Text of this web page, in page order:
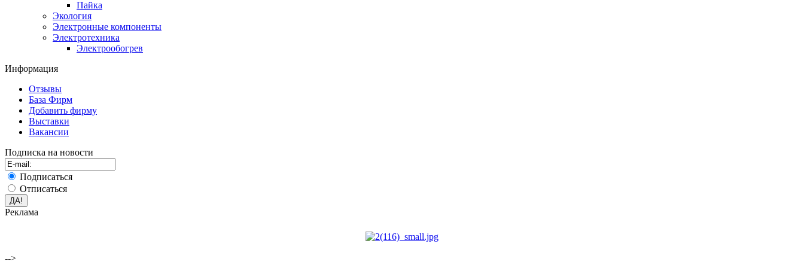
Пайка
Экология
Электронные компоненты
Электротехника
Электрообогрев
Информация
Отзывы
База Фирм
Добавить фирму
Выставки
Вакансии
Подписка на новости
Подписаться
Отписаться
Реклама
-->